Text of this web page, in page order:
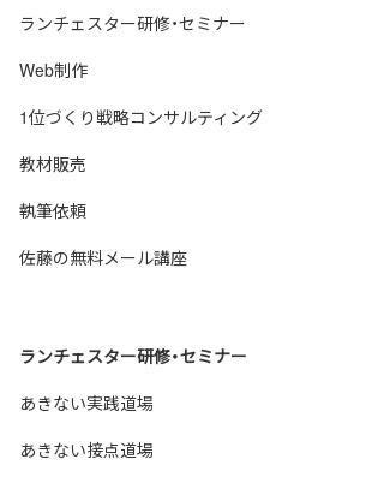
ランチェスター研修・セミナー
Web制作
1位づくり戦略コンサルティング
教材販売
執筆依頼
佐藤の無料メール講座
ランチェスター研修・セミナー
あきない実践道場
あきない接点道場